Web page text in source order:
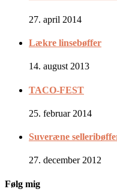
27. april 2014
Lækre linsebøffer
14. august 2013
TACO-FEST
25. februar 2014
Suveræne
27. december 2012
Følg mig